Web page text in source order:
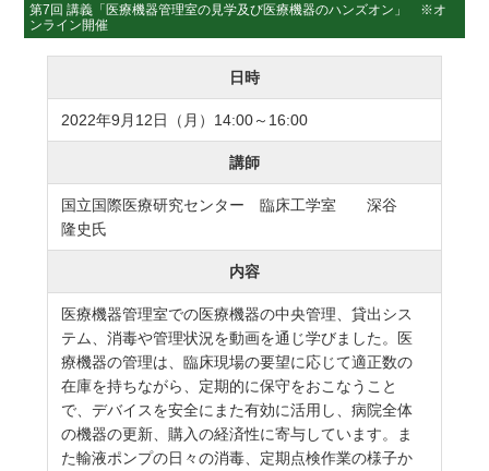
第7回 講義「医療機器管理室の見学及び医療機器のハンズオン」 ※オ
ンライン開催
日時
2022年9月12日（月）14:00～16:00
講師
国立国際医療研究センター 臨床工学室 深谷
隆史氏
内容
医療機器管理室での医療機器の中央管理、貸出シス
テム、消毒や管理状況を動画を通じ学びました。医
療機器の管理は、臨床現場の要望に応じて適正数の
在庫を持ちながら、定期的に保守をおこなうこと
で、デバイスを安全にまた有効に活用し、病院全体
の機器の更新、購入の経済性に寄与しています。ま
た輸液ポンプの日々の消毒、定期点検作業の様子か